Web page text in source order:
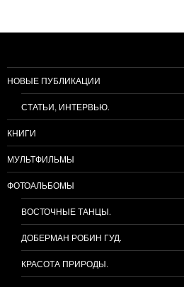
НОВЫЕ ПУБЛИКАЦИИ
СТАТЬИ, ИНТЕРВЬЮ.
КНИГИ
МУЛЬТФИЛЬМЫ
ФОТОАЛЬБОМЫ
ВОСТОЧНЫЕ ТАНЦЫ.
ДОБЕРМАН РОБИН ГУД.
КРАСОТА ПРИРОДЫ.